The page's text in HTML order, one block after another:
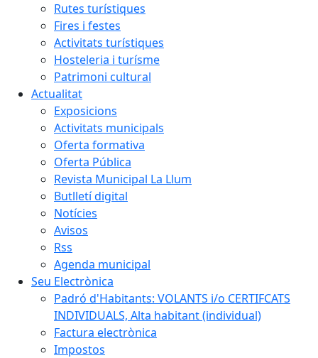
Rutes turístiques
Fires i festes
Activitats turístiques
Hosteleria i turísme
Patrimoni cultural
Actualitat
Exposicions
Activitats municipals
Oferta formativa
Oferta Pública
Revista Municipal La Llum
Butlletí digital
Notícies
Avisos
Rss
Agenda municipal
Seu Electrònica
Padró d'Habitants: VOLANTS i/o CERTIFCATS
INDIVIDUALS, Alta habitant (individual)
Factura electrònica
Impostos